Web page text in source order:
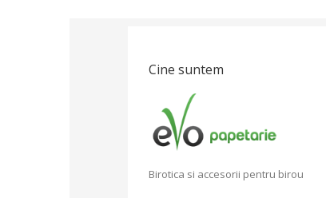
Cine suntem
Birotica si accesorii pentru birou